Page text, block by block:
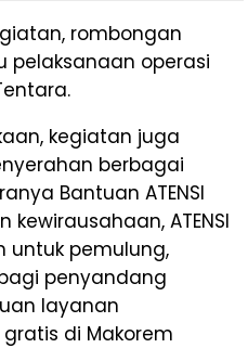
rombongan
pelaksanaan operasi
kegiatan juga
berbagai
Bantuan ATENSI
ATENSI
untuk pemulung,
penyandang
layanan
di Makorem